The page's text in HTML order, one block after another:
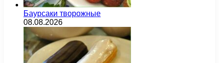
Баурсаки творожные
08.08.2026